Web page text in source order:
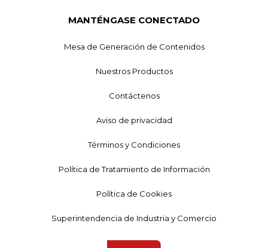
MANTÉNGASE CONECTADO
Mesa de Generación de Contenidos
Nuestros Productos
Contáctenos
Aviso de privacidad
Términos y Condiciones
Política de Tratamiento de Información
Política de Cookies
Superintendencia de Industria y Comercio